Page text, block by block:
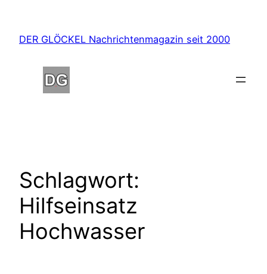
springen
DER GLÖCKEL Nachrichtenmagazin seit 2000
Schlagwort:
Hilfseinsatz
Hochwasser